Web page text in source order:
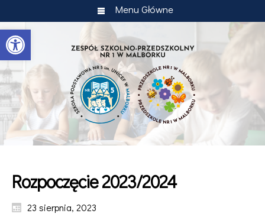
Otwórz pasek narzędzi
Menu Główne
Rozpoczęcie 2023/2024
23 sierpnia, 2023